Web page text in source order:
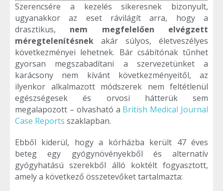
Szerencsére a kezelés sikeresnek bizonyult,
ugyanakkor az eset rávilágít arra, hogy a
drasztikus, nem megfelelően elvégzett
méregtelenítésnek akár súlyos, életveszélyes
következményei lehetnek. Bár csábítónak tűnhet
gyorsan megszabadítani a szervezetünket a
karácsony nem kívánt következményeitől, az
ilyenkor alkalmazott módszerek nem feltétlenül
egészségesek és orvosi hátterük sem
megalapozott – olvasható a British Medical Journal
Case Reports szaklapban.
Ebből kiderül, hogy a kórházba került 47 éves
beteg egy gyógynövényekből és alternatív
gyógyhatású szerekből álló koktélt fogyasztott,
amely a következő összetevőket tartalmazta: